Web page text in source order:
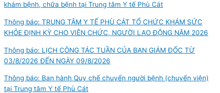
khám bệnh, chữa bệnh tại Trung tâm Y tế Phù Cát
Thông báo: TRUNG TÂM Y TẾ PHÙ CÁT TỔ CHỨC KHÁM SỨC
KHỎE ĐỊNH KỲ CHO VIÊN CHỨC, NGƯỜI LAO ĐỘNG NĂM 2026
Thông báo: LỊCH CÔNG TÁC TUẦN CỦA BAN GIÁM ĐỐC TỪ
03/8/2026 ĐẾN NGÀY 09/8/2026
Thông báo: Ban hành Quy chế chuyển người bệnh (chuyển viện)
tại Trung tâm Y tế Phù Cát